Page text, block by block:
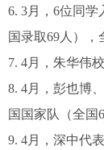
6. 3月，6位同学
国录取69人），
7. 4月，朱华伟
8. 4月，彭也博
国国家队（全国
9. 4月，深中代